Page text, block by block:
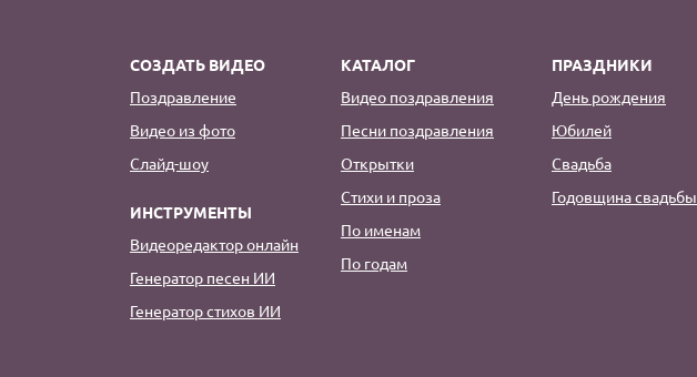
СОЗДАТЬ ВИДЕО
Поздравление
Видео из фото
Слайд-шоу
ИНСТРУМЕНТЫ
Видеоредактор онлайн
Генератор песен ИИ
Генератор стихов ИИ
КАТАЛОГ
Видео поздравления
Песни поздравления
Открытки
Стихи и проза
По именам
По годам
ПРАЗДНИКИ
День рождения
Юбилей
Свадьба
Годовщина свадьбы